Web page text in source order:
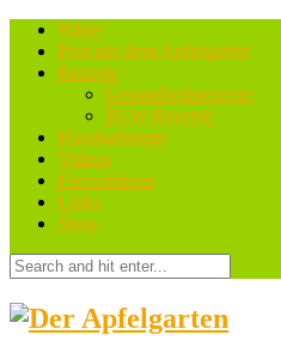
Bilder
Post aus dem Apfelgarten
Rezepte
Gesundheitsrezepte
BLW-Rezepte
Haushaltstipps
Videos
Freizeitideen
Links
Shop